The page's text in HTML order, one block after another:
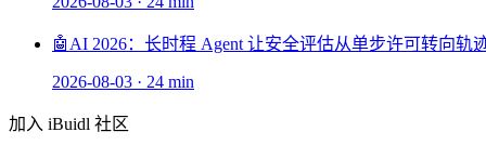
🤖AI 2026：长时程 Agent 让安全评估从单步许可转向轨
2026-08-03 · 24 min
加入 iBuidl 社区